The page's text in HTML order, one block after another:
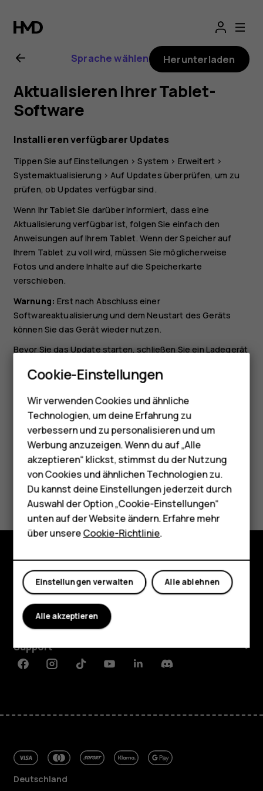
Nokia
T20
Smartphones
Feature Phones
Telefone für Senioren
Zubehör
HMD Terra M
Für Unternehmen
Tablets
Shop
Mein Konto
Sprache wählen Herunterladen
Aktualisieren Ihrer Tablet-
Software
Installieren verfügbarer Updates
Tippen Sie aufEinstellungen >System > Erweitert >
Systemaktualisierung >Auf Updates überprüfen, um zu
prüfen, ob Updates verfügbar sind.
Wenn Ihr Tablet Sie darüber informiert, dass eine
Aktualisierung verfügbar ist, folgen Sie einfach den
Anweisungen auf Ihrem Tablet. Wenn der Speicher auf
Ihrem Tablet zu voll wird, müssen Sie möglicherweise
Fotos und andere Inhalte auf die Speicherkarte
verschieben.
Warnung: Erst nach Abschluss einer
Softwareaktualisierung und dem Neustart des Geräts
können Sie das Gerät wieder nutzen.
Bevor Sie das Update starten, schließen Sie ein Ladegerät
ausreicht, und verbinden Sie das Gerät mit dem WLAN, da
mobiler Daten nutzen.
Did you find this helpful?
Ja Nein
Shop
Über
Planet and people
Support
FacebookInstagramTiktokYoutubeLinkedinDiscord
Deutschland
Cookie-Einstellungen
Wir verwenden Cookies und ähnliche
Technologien, um deine Erfahrung zu
verbessern und zu personalisieren und um
Werbung anzuzeigen. Wenn du auf „Alle
akzeptieren“ klickst, stimmst du der Nutzung
von Cookies und ähnlichen Technologien zu.
Du kannst deine Einstellungen jederzeit durch
Auswahl der Option „Cookie-Einstellungen“
unten auf der Website ändern. Erfahre mehr
über unsereCookie-Richtlinie.
Alle ablehnen
Einstellungen verwalten
Alle akzeptieren